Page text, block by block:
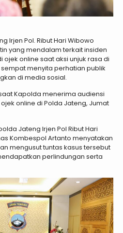
Irjen Pol. Ribut Hari Wibowo
yang mendalam terkait insiden
online saat aksi unjuk rasa di
menyita perhatian publik
di media sosial.
Kapolda menerima audiensi
online di Polda Jateng, Jumat
Jateng Irjen Pol Ribut Hari
Kombespol Artanto menyatakan
mengusut tuntas kasus tersebut
perlindungan serta